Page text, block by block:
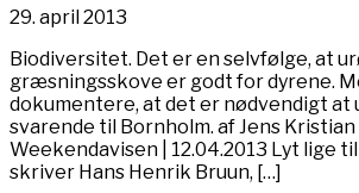
29. april 2013
Biodiversitet. Det er en selvfølge, at
græsningsskove er godt for dyrene.
dokumentere, at det er nødvendigt at
svarende til Bornholm. af Jens Kristian
Weekendavisen | 12.04.2013 Lyt lige
skriver Hans Henrik Bruun, […]